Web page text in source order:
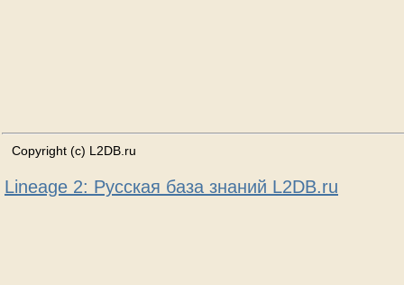
Copyright (c) L2DB.ru
Lineage 2: Русская база знаний L2DB.ru